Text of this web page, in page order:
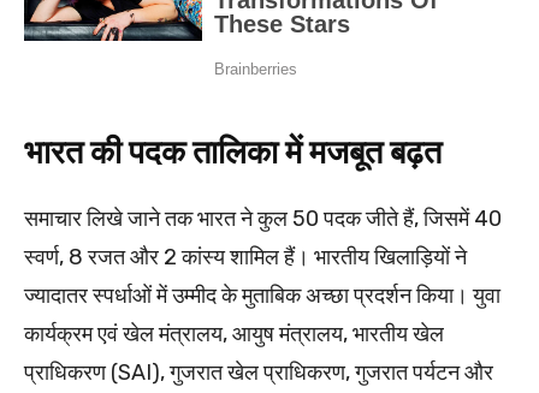
भारत की पदक तालिका में मजबूत बढ़त
समाचार लिखे जाने तक भारत ने कुल 50 पदक जीते हैं, जिसमें 40
स्वर्ण, 8 रजत और 2 कांस्य शामिल हैं। भारतीय खिलाड़ियों ने
ज्यादातर स्पर्धाओं में उम्मीद के मुताबिक अच्छा प्रदर्शन किया। युवा
कार्यक्रम एवं खेल मंत्रालय, आयुष मंत्रालय, भारतीय खेल
प्राधिकरण (SAI), गुजरात खेल प्राधिकरण, गुजरात पर्यटन और